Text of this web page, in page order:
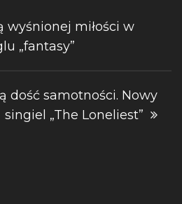
wyśnionej miłości w
„fantasy”
dość samotności. Nowy
singiel „The Loneliest”